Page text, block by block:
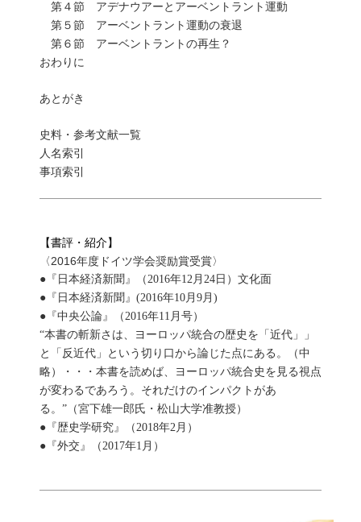
第４節 アデナウアーとアーベントラント運動
第５節 アーベントラント運動の衰退
第６節 アーベントラントの再生？
おわりに
あとがき
史料・参考文献一覧
人名索引
事項索引
【書評・紹介】
〈2016年度ドイツ学会奨励賞受賞〉
●『日本経済新聞』（2016年12月24日）文化面
●『日本経済新聞』(2016年10月9月)
●『中央公論』（2016年11月号）
“本書の斬新さは、ヨーロッパ統合の歴史を「近代」」
と「反近代」という切り口から論じた点にある。（中
略）・・・本書を読めば、ヨーロッパ統合史を見る視点
が変わるであろう。それだけのインパクトがあ
る。”（宮下雄一郎氏・松山大学准教授）
●『歴史学研究』（2018年2月）
●『外交』（2017年1月）